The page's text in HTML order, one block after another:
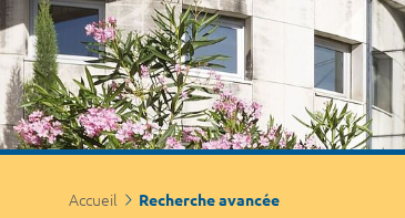
Accueil Recherche avancée